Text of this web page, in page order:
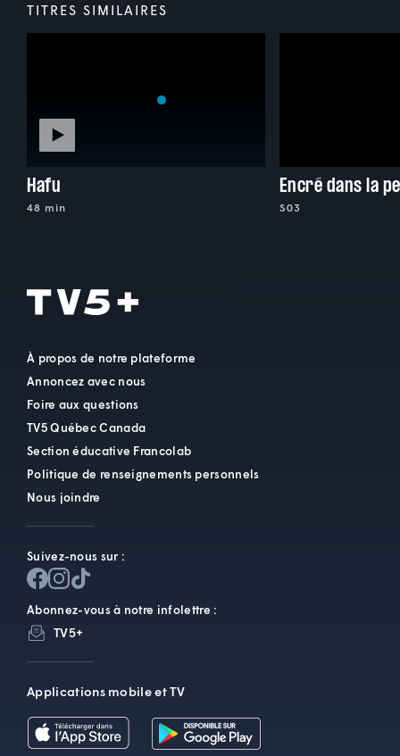
TITRES SIMILAIRES
Hafu
48 min
Encré dans la
S03
À propos de notre plateforme
Annoncez avec nous
Foire aux questions
TV5 Québec Canada
Section éducative Francolab
Politique de renseignements personnels
Nous joindre
Suivez-nous sur :
Abonnez-vous à notre infolettre :
TV5+
Applications mobile et TV